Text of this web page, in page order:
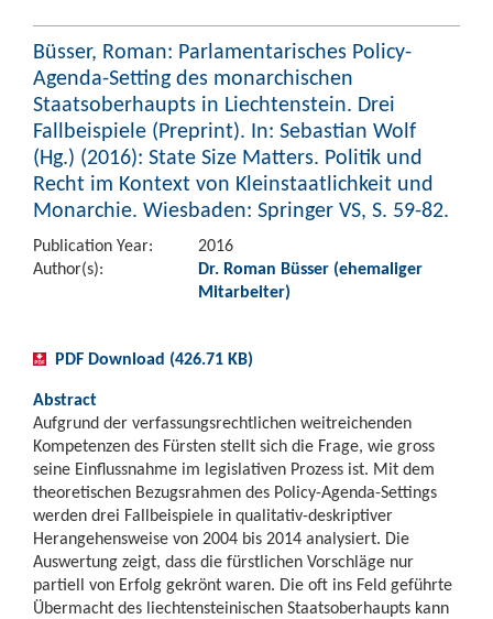
Büsser, Roman: Parlamentarisches Policy-
Agenda-Setting des monarchischen
Staatsoberhaupts in Liechtenstein. Drei
Fallbeispiele (Preprint). In: Sebastian Wolf
(Hg.) (2016): State Size Matters. Politik und
Recht im Kontext von Kleinstaatlichkeit und
Monarchie. Wiesbaden: Springer VS, S. 59-82.
Publication Year:
2016
Author(s):
Dr. Roman Büsser (ehemaliger
Mitarbeiter)
PDF Download (426.71 KB)
Abstract
Aufgrund der verfassungsrechtlichen weitreichenden
Kompetenzen des Fürsten stellt sich die Frage, wie gross
seine Einflussnahme im legislativen Prozess ist. Mit dem
theoretischen Bezugsrahmen des Policy-Agenda-Settings
werden drei Fallbeispiele in qualitativ-deskriptiver
Herangehensweise von 2004 bis 2014 analysiert. Die
Auswertung zeigt, dass die fürstlichen Vorschläge nur
partiell von Erfolg gekrönt waren. Die oft ins Feld geführte
Übermacht des liechtensteinischen Staatsoberhaupts kann